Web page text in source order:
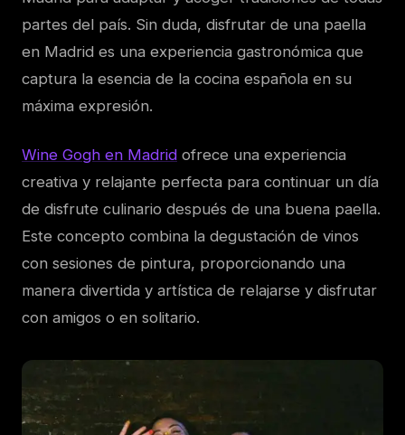
partes del país. Sin duda, disfrutar de una paella
en Madrid es una experiencia gastronómica que
captura la esencia de la cocina española en su
máxima expresión.
Wine Gogh en Madrid ofrece una experiencia
creativa y relajante perfecta para continuar un día
de disfrute culinario después de una buena paella.
Este concepto combina la degustación de vinos
con sesiones de pintura, proporcionando una
manera divertida y artística de relajarse y disfrutar
con amigos o en solitario.